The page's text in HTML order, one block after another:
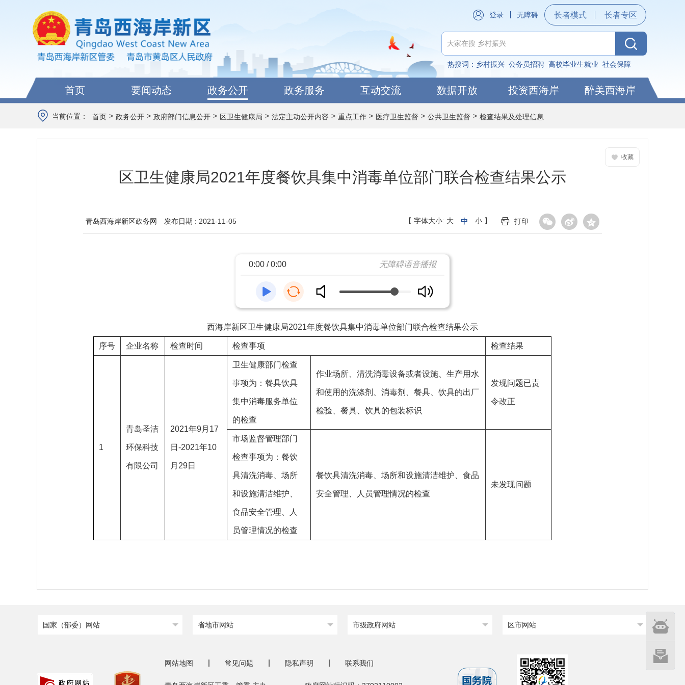
登录 无障碍 长者模式 长者专区
热搜词： 乡村振兴 公务员招聘 高校毕业生就业 社会保障
首页 要闻动态 政务公开 政务服务 互动交流 数据开放 投资西海岸 醉美西海岸
当前位置： 首页 > 政务公开 > 政府部门信息公开 > 区卫生健康局 > 法定主动公开内容 > 重点工作 > 医疗卫生监督 > 公共卫生监督 > 检查结果及处理信息
收藏
区卫生健康局2021年度餐饮具集中消毒单位部门联合检查结果公示
青岛西海岸新区政务网 发布日期 : 2021-11-05 【 字体大小: 大 中 小 】 打印
无障碍语音播报
0:00 / 0:00
西海岸新区卫生健康局2021年度餐饮具集中消毒单位部门联合检查结果公示
序号 企业名称 检查时间 检查事项 检查结果
1
青岛圣洁
环保科技
有限公司
2021年9月17
日-2021年10
月29日
卫生健康部门检查
事项为：餐具饮具
集中消毒服务单位
的检查
作业场所、清洗消毒设备或者设施、生产用水
和使用的洗涤剂、消毒剂、餐具、饮具的出厂
检验、餐具、饮具的包装标识
发现问题已责
令改正
市场监督管理部门
检查事项为：餐饮
具清洗消毒、场所
和设施清洁维护、
食品安全管理、人
员管理情况的检查
餐饮具清洗消毒、场所和设施清洁维护、食品
安全管理、人员管理情况的检查
未发现问题
国家（部委）网站 省地市网站 市级政府网站 区市网站
网站地图 常见问题 隐私声明 联系我们
智能
问答
网站建设
意见征集